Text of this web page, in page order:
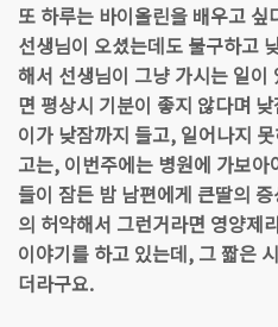
또 하루는 바이올린을 배우고
선생님이 오셨는데도 불구하고
해서 선생님이 그냥 가시는 일
면 평상시 기분이 좋지 않다며
이가 낮잠까지 들고, 일어나지
고는, 이번주에는 병원에 가보
들이 잠든 밤 남편에게 큰딸의
의 허약해서 그런거라면 영양제
이야기를 하고 있는데, 그 짧은
더라구요.